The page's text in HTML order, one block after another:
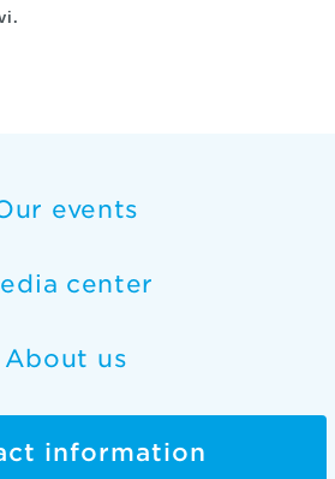
events
center
About us
information